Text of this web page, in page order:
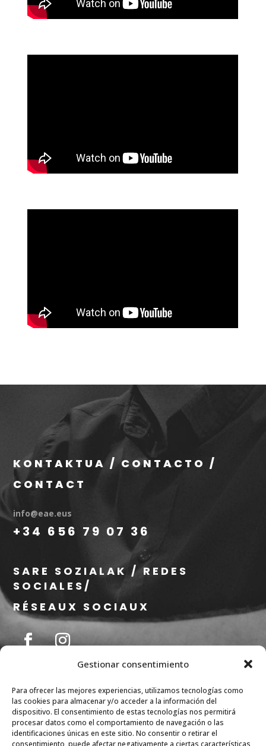
Gestionar consentimiento
Para ofrecer las mejores experiencias, utilizamos tecnologías como
las cookies para almacenar y/o acceder a la información del
dispositivo. El consentimiento de estas tecnologías nos permitirá
procesar datos como el comportamiento de navegación o las
identificaciones únicas en este sitio. No consentir o retirar el
consentimiento, puede afectar negativamente a ciertas características
KONTAKTUA / CONTACTO /
CONTACT
info@eae.eus
+34 656 79 07 36
SARE SOZIALAK / REDES
SOCIALES/
RÉSEAUX SOCIAUX
© 2025 All rights reserved. Designed by EAE